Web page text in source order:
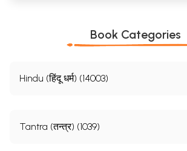
Book Categories
Hindu (हिंदू धर्म) (14003)
Tantra (तन्त्र) (1039)